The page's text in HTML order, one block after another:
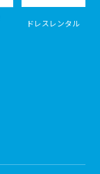
ドレスレンタル